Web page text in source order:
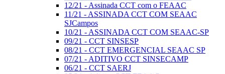
12/21 - Assinada CCT com o FEAAC
11/21 - ASSINADA CCT COM SEAAC
SJCampos
10/21 - ASSINADA CCT COM SEAAC-SP
09/21 - CCT SINSESP
08/21 - CCT EMERGENCIAL SEAAC SP
07/21 - ADITIVO CCT SINSECAMP
06/21 - CCT SAERJ